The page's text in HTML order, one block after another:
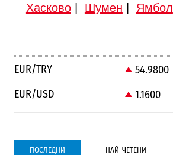
Хасково| Шумен Ямбол
EUR/TRY 54.9800
EUR/USD
1.1600
ПОСЛЕДНИ НАЙ-ЧЕТЕНИ